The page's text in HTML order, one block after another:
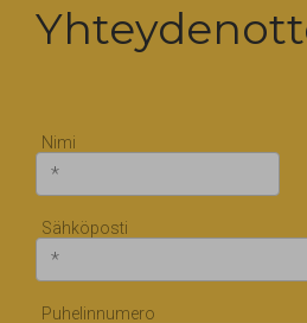
Nimi
Sähköposti
Puhelinnumero